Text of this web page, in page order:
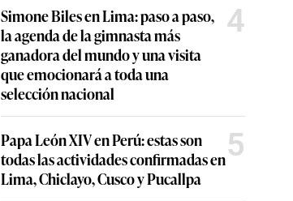
Simone Biles en Lima: paso a paso,
la agenda de la gimnasta más
ganadora del mundo y una visita
que emocionará a toda una
selección nacional
4
Papa León XIV en Perú: estas son
todas las actividades confirmadas en
Lima, Chiclayo, Cusco y Pucallpa
5